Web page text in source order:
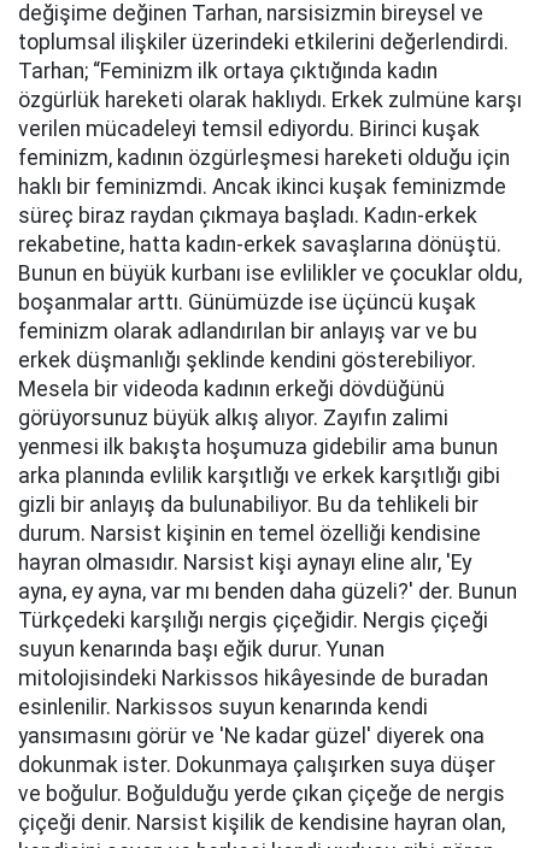
değişime değinen Tarhan, narsisizmin bireysel ve
toplumsal ilişkiler üzerindeki etkilerini değerlendirdi.
Tarhan; “Feminizm ilk ortaya çıktığında kadın
özgürlük hareketi olarak haklıydı. Erkek zulmüne karşı
verilen mücadeleyi temsil ediyordu. Birinci kuşak
feminizm, kadının özgürleşmesi hareketi olduğu için
haklı bir feminizmdi. Ancak ikinci kuşak feminizmde
süreç biraz raydan çıkmaya başladı. Kadın-erkek
rekabetine, hatta kadın-erkek savaşlarına dönüştü.
Bunun en büyük kurbanı ise evlilikler ve çocuklar oldu,
boşanmalar arttı. Günümüzde ise üçüncü kuşak
feminizm olarak adlandırılan bir anlayış var ve bu
erkek düşmanlığı şeklinde kendini gösterebiliyor.
Mesela bir videoda kadının erkeği dövdüğünü
görüyorsunuz büyük alkış alıyor. Zayıfın zalimi
yenmesi ilk bakışta hoşumuza gidebilir ama bunun
arka planında evlilik karşıtlığı ve erkek karşıtlığı gibi
gizli bir anlayış da bulunabiliyor. Bu da tehlikeli bir
durum. Narsist kişinin en temel özelliği kendisine
hayran olmasıdır. Narsist kişi aynayı eline alır, 'Ey
ayna, ey ayna, var mı benden daha güzeli?' der. Bunun
Türkçedeki karşılığı nergis çiçeğidir. Nergis çiçeği
suyun kenarında başı eğik durur. Yunan
mitolojisindeki Narkissos hikâyesinde de buradan
esinlenilir. Narkissos suyun kenarında kendi
yansımasını görür ve 'Ne kadar güzel' diyerek ona
dokunmak ister. Dokunmaya çalışırken suya düşer
ve boğulur. Boğulduğu yerde çıkan çiçeğe de nergis
çiçeği denir. Narsist kişilik de kendisine hayran olan,